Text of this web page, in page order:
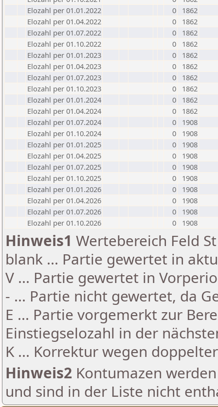
Elozahl per 01.01.2022
0
1862
Elozahl per 01.04.2022
0
1862
Elozahl per 01.07.2022
0
1862
Elozahl per 01.10.2022
0
1862
Elozahl per 01.01.2023
0
1862
Elozahl per 01.04.2023
0
1862
Elozahl per 01.07.2023
0
1862
Elozahl per 01.10.2023
0
1862
Elozahl per 01.01.2024
0
1862
Elozahl per 01.04.2024
0
1862
Elozahl per 01.07.2024
0
1908
Elozahl per 01.10.2024
0
1908
Elozahl per 01.01.2025
0
1908
Elozahl per 01.04.2025
0
1908
Elozahl per 01.07.2025
0
1908
Elozahl per 01.10.2025
0
1908
Elozahl per 01.01.2026
0
1908
Elozahl per 01.04.2026
0
1908
Elozahl per 01.07.2026
0
1908
Elozahl per 01.10.2026
0 1908
Hinweis1 Wertebereich Feld
blank ... Partie gewertet in
V ... Partie gewertet in
- ... Partie nicht gewertet, da
E ... Partie vorgemerkt zur
Einstiegselozahl in der
K ... Korrektur wegen
Hinweis2 Kontumazen
und sind in der Liste nicht